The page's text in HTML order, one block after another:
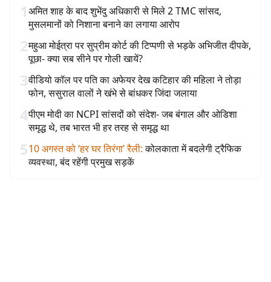
1अमित शाह के बाद शुभेंदु अधिकारी से मिले 2 TMC सांसद,
मुसलमानों को निशाना बनाने का लगाया आरोप
2महुआ मोईत्रा पर सुप्रीम कोर्ट की टिप्पणी से भड़के अभिजीत दीपके,
पूछा- क्या सब सीने पर गोली खायें?
3वीडियो कॉल पर पति का अफेयर देख कटिहार की महिला ने तोड़ा
फोन, ससुराल वालों ने खंभे से बांधकर जिंदा जलाया
4पीएम मोदी का NCPI सांसदों को संदेश- जब बंगाल और ओडिशा
समृद्ध थे, तब भारत भी हर तरह से समृद्ध था
510 अगस्त को ‘हर घर तिरंगा’ रैली: कोलकाता में बदलेगी ट्रैफिक
व्यवस्था, बंद रहेंगी प्रमुख सड़कें